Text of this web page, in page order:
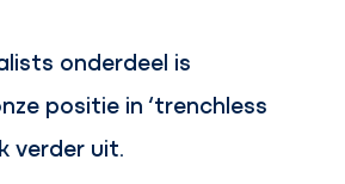
onderdeel is
positie in ‘trenchless
verder uit.